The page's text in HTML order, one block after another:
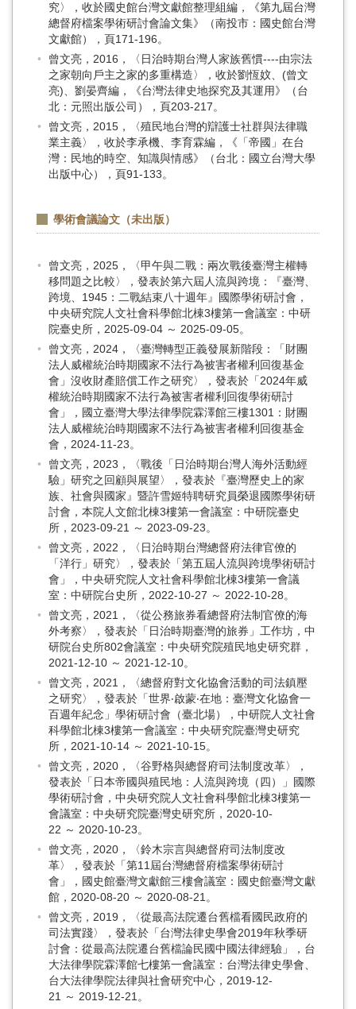
究〉，收於國史館台灣文獻館整理組編，《第九屆台灣
總督府檔案學術研討會論文集》（南投市：國史館台灣
文獻館），頁171-196。
曾文亮，2016，〈日治時期台灣人家族舊慣----由宗法
之家朝向戶主之家的多重構造〉，收於劉恆妏、(曾文
亮)、劉晏齊編，《台灣法律史地探究及其運用》（台
北：元照出版公司），頁203-217。
曾文亮，2015，〈殖民地台灣的辯護士社群與法律職
業主義〉，收於李承機、李育霖編，《「帝國」在台
灣：民地的時空、知識與情感》（台北：國立台灣大學
出版中心），頁91-133。
學術會議論文（未出版）
曾文亮，2025，〈甲午與二戰：兩次戰後臺灣主權轉
移問題之比較〉，發表於第六屆人流與跨境：『臺灣、
跨境、1945：二戰結束八十週年』國際學術研討會，
中央研究院人文社會科學館北棟3樓第一會議室：中研
院臺史所，2025-09-04 ～ 2025-09-05。
曾文亮，2024，〈臺灣轉型正義發展新階段：「財團
法人威權統治時期國家不法行為被害者權利回復基金
會」沒收財產賠償工作之研究〉，發表於「2024年威
權統治時期國家不法行為被害者權利回復學術研討
會」，國立臺灣大學法律學院霖澤館三樓1301：財團
法人威權統治時期國家不法行為被害者權利回復基金
會，2024-11-23。
曾文亮，2023，〈戰後「日治時期台灣人海外活動經
驗」研究之回顧與展望〉，發表於『臺灣歷史上的家
族、社會與國家』暨許雪姬特聘研究員榮退國際學術研
討會，本院人文館北棟3樓第一會議室：中研院臺史
所，2023-09-21 ～ 2023-09-23。
曾文亮，2022，〈日治時期台灣總督府法律官僚的
「洋行」研究〉，發表於「第五屆人流與跨境學術研討
會」，中央研究院人文社會科學館北棟3樓第一會議
室：中研院台史所，2022-10-27 ～ 2022-10-28。
曾文亮，2021，〈從公務旅券看總督府法制官僚的海
外考察〉，發表於「日治時期臺灣的旅券」工作坊，中
研院台史所802會議室：中央研究院殖民地史研究群，
2021-12-10 ～ 2021-12-10。
曾文亮，2021，〈總督府對文化協會活動的司法鎮壓
之研究〉，發表於「世界‧啟蒙‧在地：臺灣文化協會一
百週年紀念」學術研討會（臺北場），中研院人文社會
科學館北棟3樓第一會議室：中央研究院臺灣史研究
所，2021-10-14 ～ 2021-10-15。
曾文亮，2020，〈谷野格與總督府司法制度改革〉，
發表於「日本帝國與殖民地：人流與跨境（四）」國際
學術研討會，中央研究院人文社會科學館北棟3樓第一
會議室：中央研究院臺灣史研究所，2020-10-
22 ～ 2020-10-23。
曾文亮，2020，〈鈴木宗言與總督府司法制度改
革〉，發表於「第11屆台灣總督府檔案學術研討
會」，國史館臺灣文獻館三樓會議室：國史館臺灣文獻
館，2020-08-20 ～ 2020-08-21。
曾文亮，2019，〈從最高法院遷台舊檔看國民政府的
司法實踐〉，發表於「台灣法律史學會2019年秋季研
討會：從最高法院遷台舊檔論民國中國法律經驗」，台
大法律學院霖澤館七樓第一會議室：台灣法律史學會、
台大法律學院法律與社會研究中心，2019-12-
21 ～ 2019-12-21。